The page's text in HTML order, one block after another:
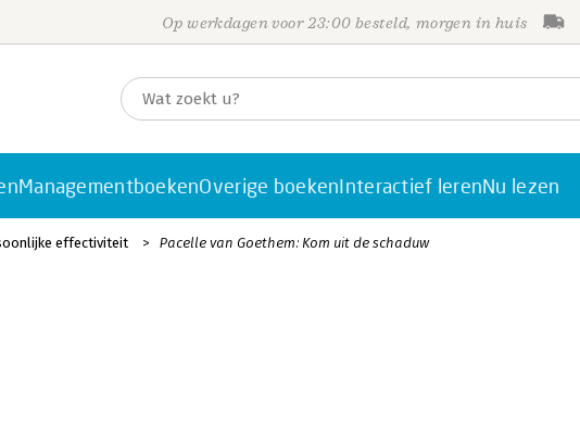
Op werkdagen voor 23:00 besteld, morgen in huis
ManagementboekenOverige boekenInteractief lerenNu lezen
effectiviteit Pacelle van Goethem: Kom uit de schaduw